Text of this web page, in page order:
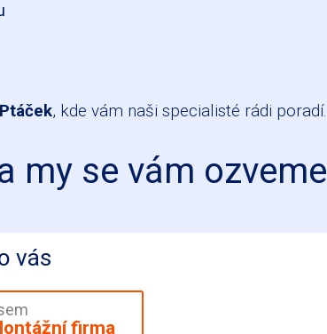
, kde vám naši specialisté rádi poradí.
my se vám ozveme
vás
firma